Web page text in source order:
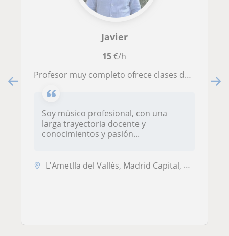
Javier
15€/h
Profesor muy completo ofrece clases de matemáticas a todos los alumnos que tengan problemas para su comprensión. Todos los niveles hasta 2º Bachillerato
Soy músico profesional, con una
larga trayectoria docente y
conocimientos y pasión...
L'Ametlla del Vallès, Madrid Capital, Pozuelo de Alarcón